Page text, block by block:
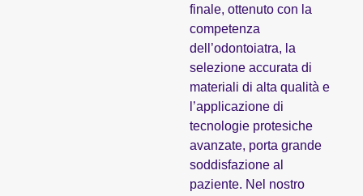
finale, ottenuto con la
competenza
dell’odontoiatra, la
selezione accurata di
materiali di alta qualità e
l’applicazione di
tecnologie protesiche
avanzate, porta grande
soddisfazione al
paziente. Nel nostro